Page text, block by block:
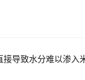
导致水分难以渗入